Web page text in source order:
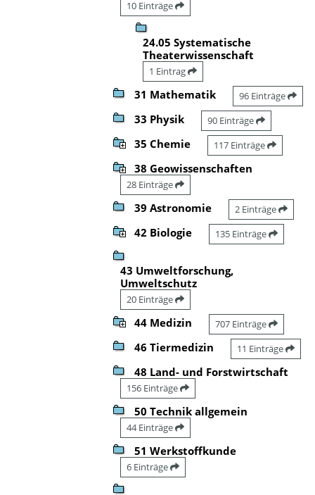
10 Einträge
24.05 Systematische
Theaterwissenschaft
1 Eintrag
31 Mathematik 96 Einträge
33 Physik 90 Einträge
35 Chemie 117 Einträge
38 Geowissenschaften
28 Einträge
39 Astronomie 2 Einträge
42 Biologie 135 Einträge
43 Umweltforschung,
Umweltschutz
20 Einträge
44 Medizin 707 Einträge
46 Tiermedizin 11 Einträge
48 Land- und Forstwirtschaft
156 Einträge
50 Technik allgemein
44 Einträge
51 Werkstoffkunde
6 Einträge